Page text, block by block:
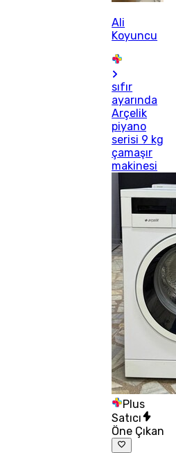
Ali
Koyuncu
sıfır
ayarında
Arçelik
piyano
serisi 9 kg
çamaşır
makinesi
Plus
Satıcı
Öne Çıkan